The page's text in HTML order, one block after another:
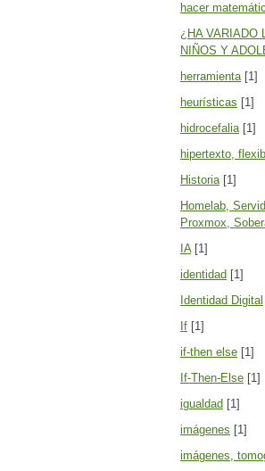
hacer
¿HA VARIADO
NIÑOS Y
herramienta[1]
heurísticas [1]
hidrocefalia[1]
hipertexto,
Historia[1]
Homelab,
Proxmox,
IA[1]
identidad [1]
Identidad Digital
If [1]
if-then else [1]
If-Then-Else [1]
igualdad [1]
imágenes [1]
imágenes,